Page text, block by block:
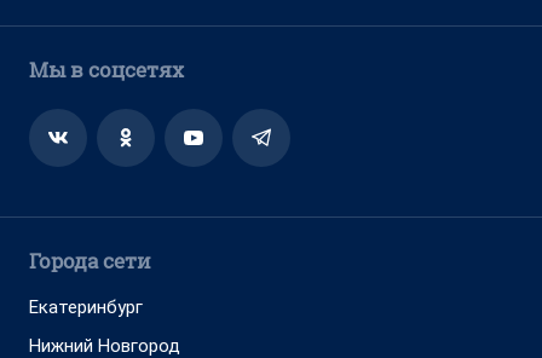
Мы в соцсетях
Города сети
Екатеринбург
Нижний Новгород